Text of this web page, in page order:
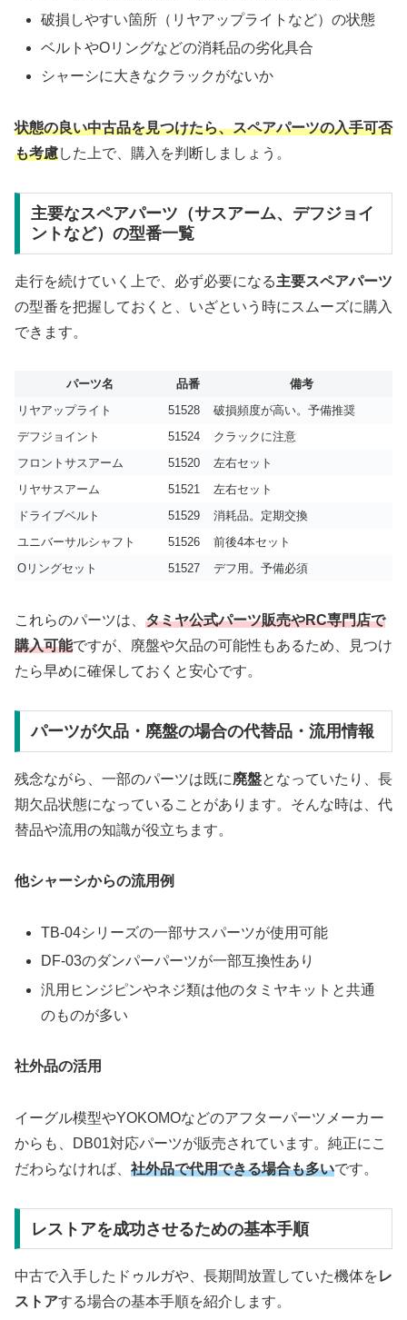
破損しやすい箇所（リヤアップライトなど）の状態
ベルトやOリングなどの消耗品の劣化具合
シャーシに大きなクラックがないか
状態の良い中古品を見つけたら、スペアパーツの入手可否
も考慮した上で、購入を判断しましょう。
主要なスペアパーツ（サスアーム、デフジョイ
ントなど）の型番一覧
走行を続けていく上で、必ず必要になる主要スペアパーツ
の型番を把握しておくと、いざという時にスムーズに購入
できます。
パーツ名 品番
備考
リヤアップライト
51528
破損頻度が高い。予備推奨
デフジョイント
51524
クラックに注意
フロントサスアーム
51520
左右セット
リヤサスアーム
51521
左右セット
ドライブベルト
51529
消耗品。定期交換
ユニバーサルシャフト
51526
前後4本セット
Oリングセット
51527 デフ用。予備必須
これらのパーツは、 タミヤ公式パーツ販売やRC専門店で
購入可能ですが、廃盤や欠品の可能性もあるため、見つけ
たら早めに確保しておくと安心です。
パーツが欠品・廃盤の場合の代替品・流用情報
残念ながら、一部のパーツは既に廃盤となっていたり、長
期欠品状態になっていることがあります。そんな時は、代
替品や流用の知識が役立ちます。
他シャーシからの流用例
TB-04シリーズの一部サスパーツが使用可能
DF-03のダンパーパーツが一部互換性あり
汎用ヒンジピンやネジ類は他のタミヤキットと共通
のものが多い
社外品の活用
イーグル模型やYOKOMOなどのアフターパーツメーカー
からも、DB01対応パーツが販売されています。純正にこ
だわらなければ、 社外品で代用できる場合も多いです。
レストアを成功させるための基本手順
中古で入手したドゥルガや、長期間放置していた機体をレ
ストアする場合の基本手順を紹介します。